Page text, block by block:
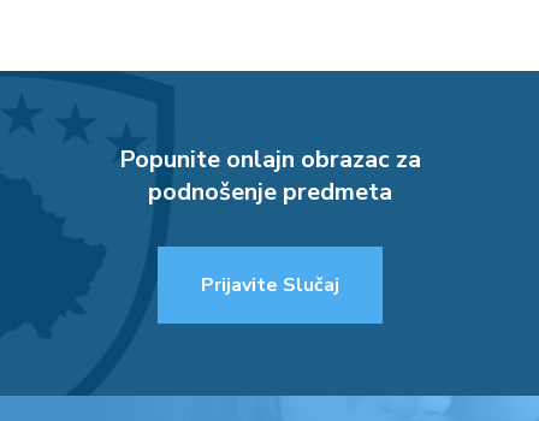
Popunite onlajn obrazac za
podnošenje predmeta
Prijavite Slučaj